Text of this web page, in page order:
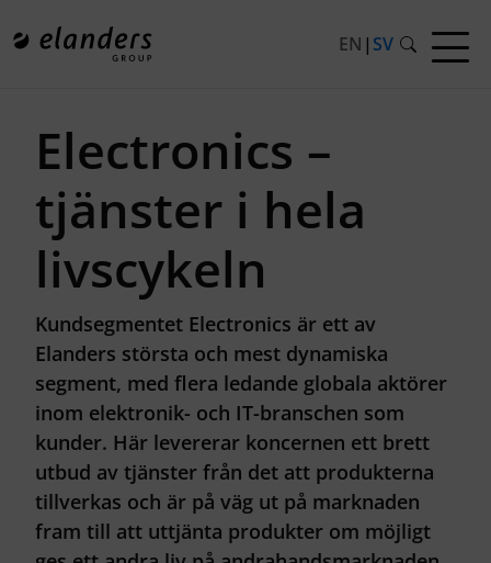
EN | SV
Electronics –
tjänster i hela
livscykeln
Kundsegmentet Electronics är ett av
Elanders största och mest dynamiska
segment, med flera ledande globala aktörer
inom elektronik- och IT-branschen som
kunder. Här levererar koncernen ett brett
utbud av tjänster från det att produkterna
tillverkas och är på väg ut på marknaden
fram till att uttjänta produkter om möjligt